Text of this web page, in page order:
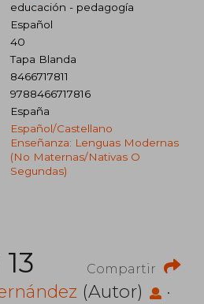
educación - pedagogía
Español
40
Tapa Blanda
8466717811
9788466717816
España
Español/castellano
Enseñanza: Lenguas Modernas
(no Maternas/nativas O
Segundas)
Compartir
(Autor)
·